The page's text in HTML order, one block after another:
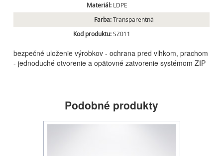
Materiál: LDPE
Farba:Transparentná
Kod produktu:SZ011
bezpečné uloženie výrobkov - ochrana pred vlhkom, prachom
- jednoduché otvorenie a opätovné zatvorenie systémom ZIP
Podobné produkty